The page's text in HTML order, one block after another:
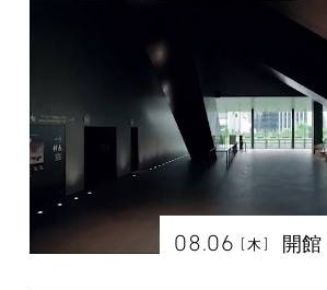
08.06 [木 ] 開館